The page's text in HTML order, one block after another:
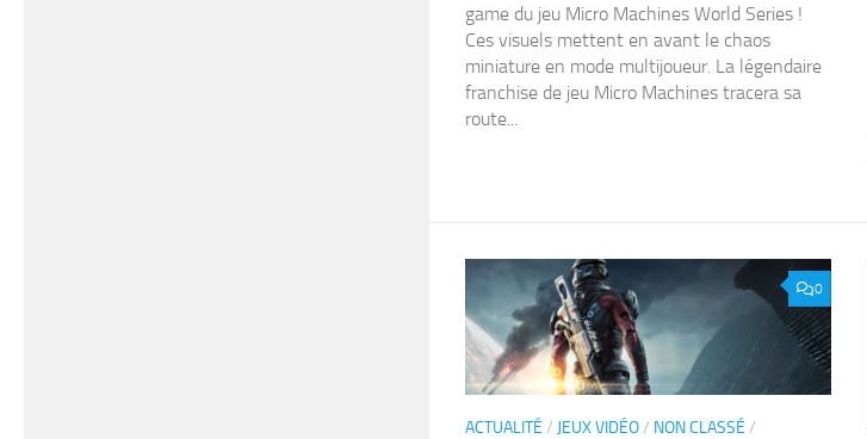
game du jeu Micro Machines World Series !
Ces visuels mettent en avant le chaos
miniature en mode multijoueur. La légendaire
franchise de jeu Micro Machines tracera sa
route...
0
ACTUALITÉ / JEUX VIDÉO/ NON CLASSÉ /